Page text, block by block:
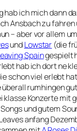
hab ich mich dann
Ansbach zu fahren
– aber vor allem
undLowstar (die
Spaingespielt
hab ich dort ne
schon viel erlebt
rumhingen
klasse Konzerte mit
und gutem
anfang